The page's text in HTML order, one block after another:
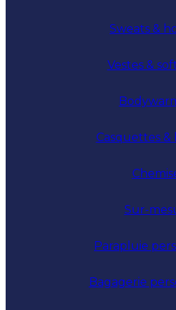
Sweats &
Vestes &
Casquettes &
Sur-
Parapluie
Bagagerie